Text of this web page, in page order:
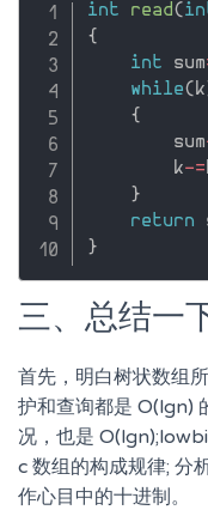
int read(
{
int sum
while(k
{
        sum
        k
-=
}
return
}
三、总结一
首先，明白树状数组
护和查询都是 O(lgn)
况，也是
c 数组的构成规律; 分
作心目中的十进制。